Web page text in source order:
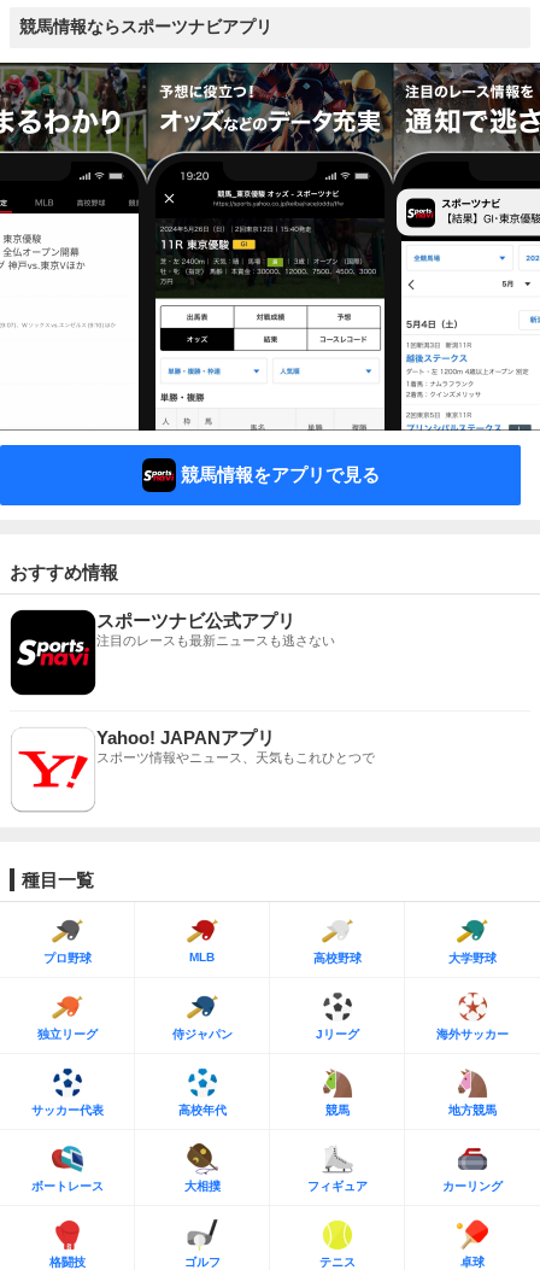
競馬情報ならスポーツナビアプリ
競馬情報をアプリで見る
おすすめ情報
スポーツナビ公式アプリ
注目のレースも最新ニュースも逃さない
Yahoo! JAPANアプリ
スポーツ情報やニュース、天気もこれひとつで
種目一覧
プロ野球 MLB 高校野球 大学野球
独立リーグ 侍ジャパン Jリーグ 海外サッカー
サッカー代表 高校年代 競馬 地方競馬
ボートレース 大相撲 フィギュア カーリング
格闘技 ゴルフ テニス 卓球